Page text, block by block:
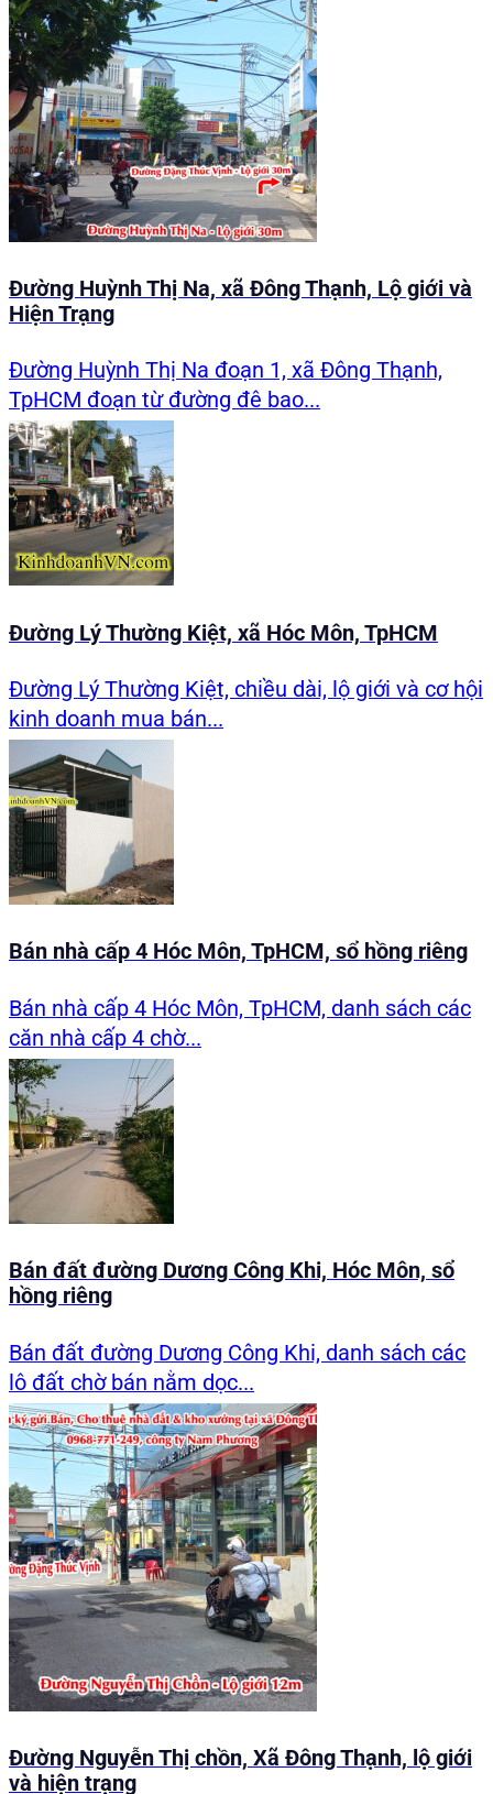
Đường Huỳnh Thị Na, xã Đông Thạnh, Lộ giới và
Hiện Trạng
Đường Huỳnh Thị Na đoạn 1, xã Đông Thạnh,
TpHCM đoạn từ đường đê bao...
Đường Lý Thường Kiệt, xã Hóc Môn, TpHCM
Đường Lý Thường Kiệt, chiều dài, lộ giới và cơ hội
kinh doanh mua bán...
Bán nhà cấp 4 Hóc Môn, TpHCM, sổ hồng riêng
Bán nhà cấp 4 Hóc Môn, TpHCM, danh sách các
căn nhà cấp 4 chờ...
Bán đất đường Dương Công Khi, Hóc Môn, sổ
hồng riêng
Bán đất đường Dương Công Khi, danh sách các
lô đất chờ bán nằm dọc...
Đường Nguyễn Thị chồn, Xã Đông Thạnh, lộ giới
và hiện trạng